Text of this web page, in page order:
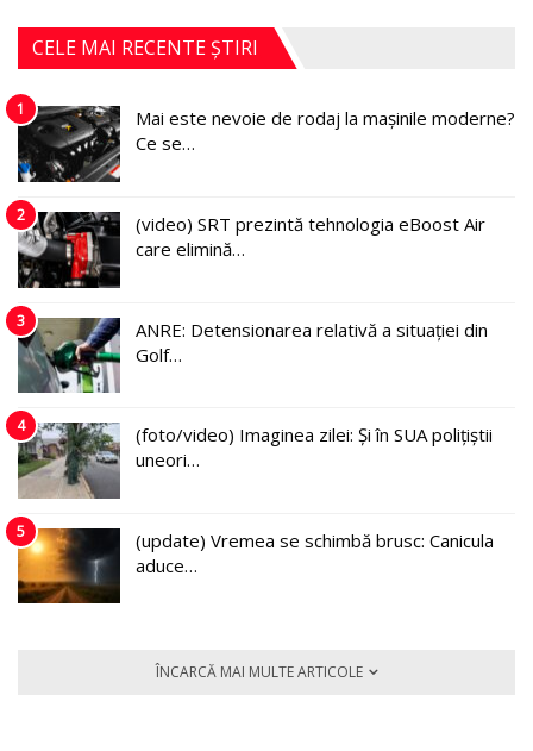
CELE MAI RECENTE ȘTIRI
1
Mai este nevoie de rodaj la mașinile moderne?
Ce se…
2
(video) SRT prezintă tehnologia eBoost Air
care elimină…
3
ANRE: Detensionarea relativă a situației din
Golf…
4
(foto/video) Imaginea zilei: Și în SUA polițiștii
uneori…
5
(update) Vremea se schimbă brusc: Canicula
aduce…
ÎNCARCĂ MAI MULTE ARTICOLE